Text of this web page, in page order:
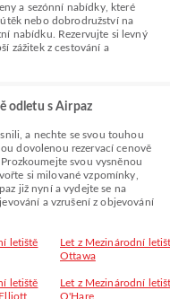
a sezónní nabídky, které
nebo dobrodružství na
nabídku. Rezervujte si levný
zážitek z cestování a
odletu s Airpaz
a nechte se svou touhou
dovolenou rezervací cenově
svou vysněnou
si milované vzpomínky,
již nyní a vydejte se na
a vzrušení z objevování
letiště
Let z Mezinárodní
Ottawa
letiště
Let z Mezinárodní
O'Hare